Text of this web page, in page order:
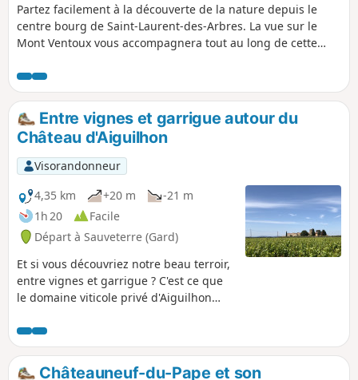
Partez facilement à la découverte de la nature depuis le
centre bourg de Saint-Laurent-des-Arbres. La vue sur le
Mont Ventoux vous accompagnera tout au long de cette
nécessitera tout de même une paire de baskets, et la
capacité de marcher 13 km. Malgré plusieurs portions
ombragées, prévoir un chapeau et 1l d'eau par personne si
la température dépasse les 25°C. L'itinéraire vous
surprendra par la diversité de ses paysages et de sa
végétation. Après un tour dans la garrigue, le chemin se
poursuit en traversant Lirac, puis monte dans les vignes
avant de redescendre par une forêt de pins au sol sableux.
Entre vignes et garrigue autour du
Château d'Aiguilhon
Visorandonneur
4,35 km
+20 m
-21 m
1h 20
Facile
Départ à Sauveterre (Gard)
Et si vous découvriez notre beau terroir,
entre vignes et garrigue ? C'est ce que
le domaine viticole privé d'Aiguilhon
pédestres qui l'entourent. Déambulez
entre les vignes du domaine, découvrez
la biodiversité et la nature qui vous
Châteauneuf-du-Pape et son